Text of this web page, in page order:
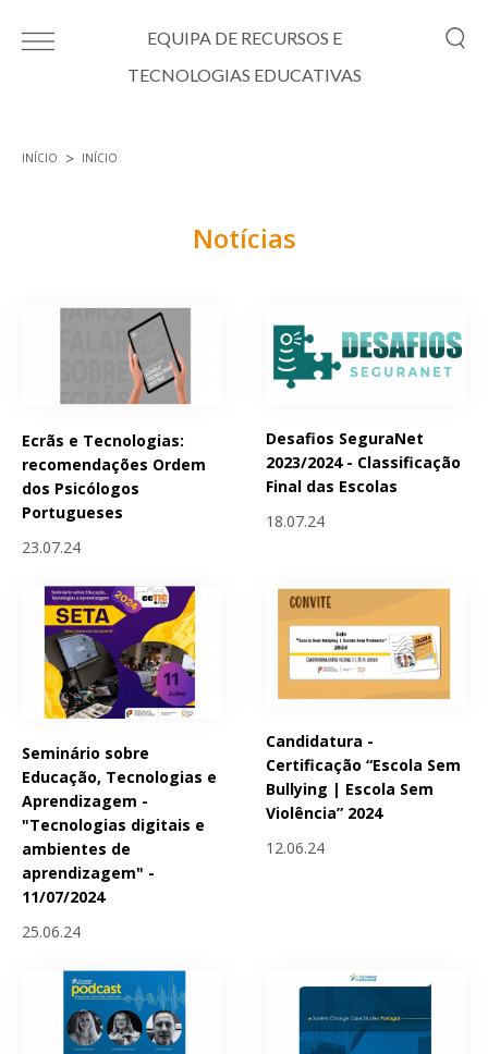
EQUIPA DE RECURSOS E
TECNOLOGIAS EDUCATIVAS
INÍCIO INÍCIO
Notícias
Ecrãs e Tecnologias:
recomendações Ordem
dos Psicólogos
Portugueses
23.07.24
Desafios SeguraNet
2023/2024 - Classificação
Final das Escolas
18.07.24
Seminário sobre
Educação, Tecnologias e
Aprendizagem -
"Tecnologias digitais e
ambientes de
aprendizagem" -
11/07/2024
25.06.24
Candidatura -
Certificação “Escola Sem
Bullying | Escola Sem
Violência” 2024
12.06.24